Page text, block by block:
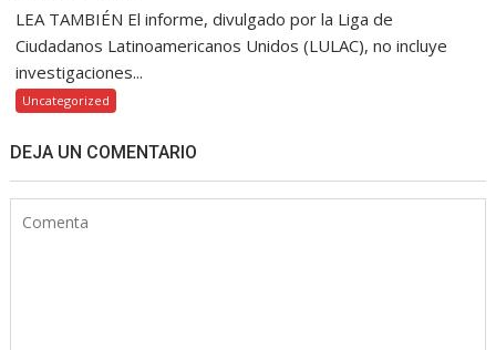
LEA TAMBIÉN El informe, divulgado por la Liga de
Ciudadanos Latinoamericanos Unidos (LULAC), no incluye
investigaciones...
Uncategorized
DEJA UN COMENTARIO